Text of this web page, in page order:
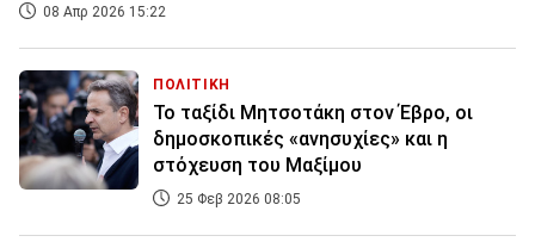
08 Απρ 2026 15:22
ΠΟΛΙΤΙΚΗ
Το ταξίδι Μητσοτάκη στον Έβρο, οι
δημοσκοπικές «ανησυχίες» και η
στόχευση του Μαξίμου
25 Φεβ 2026 08:05